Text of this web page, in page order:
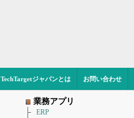
TechTargetジャパンとは お問い合わせ
業務アプリ
ERP